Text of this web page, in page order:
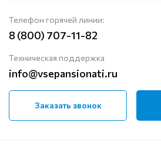
Телефон горячей линии:
8 (800) 707-11-82
Техническая поддержка
info@vsepansionati.ru
Заказать звонок